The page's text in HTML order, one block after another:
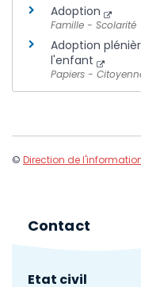
Adoption
Famille - Scolarité
Adoption
l'enfant
Papiers -
© Direction de
Contact
Etat civil